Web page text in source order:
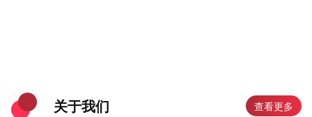
关于我们 查看更多